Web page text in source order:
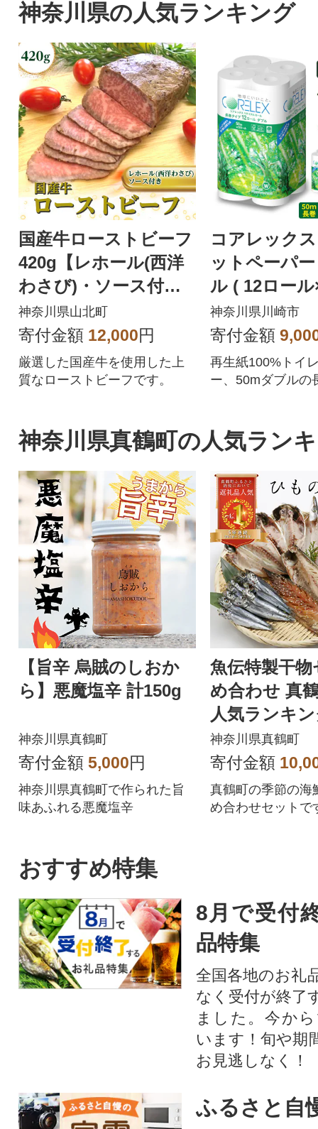
神奈川県の人気ランキング
国産牛ローストビーフ
420g【レホール(西洋
わさび)・ソース付
き】
神奈川県山北町
寄付金額 12,000円
厳選した国産牛を使用した上
質なローストビーフです。
コアレック
ットペーパ
ル ( 12ロー
ル 50m 日用
神奈川県川崎市
寄付金額
再生紙100%トイ
ー、50mダブルの
神奈川県真鶴町の人気ラン
【旨辛 烏賊のしおか
ら】悪魔塩辛 計150g
神奈川県真鶴町
寄付金額 5,000円
神奈川県真鶴町で作られた旨
味あふれる悪魔塩辛
魚伝特製干
め合わせ 真
人気ランキ
(冷凍)
神奈川県真鶴町
寄付金額
真鶴町の季節の海
め合わせセットで
おすすめ特集
8月で受付
品特集
全国各地のお礼
なく受付が終了
ました。今か
います！旬や期
お見逃しなく！
ふるさと自